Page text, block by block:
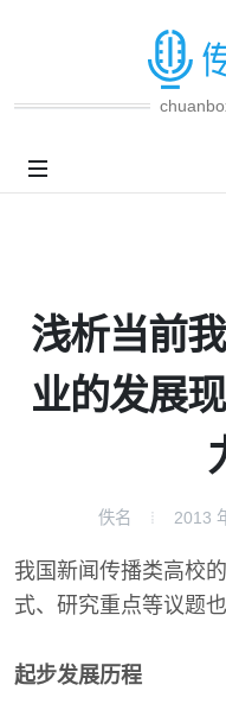
浅析当前
业的发展
佚名 2013
我国新闻传播类高校
式、研究重点等议题
起步发展历程